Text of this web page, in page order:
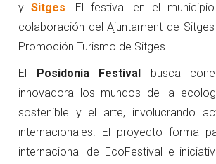
y Sitges. El festival en el
colaboración del Ajuntament de
Promoción Turismo de Sitges.
El Posidonia Festival busca
innovadora los mundos de la
sostenible y el arte, involucrando
internacionales. El proyecto forma
internacional de EcoFestival e